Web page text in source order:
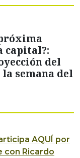
capital?:
del
semana del
AQUÍ por
con Ricardo